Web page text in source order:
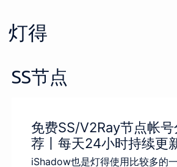
content
灯得
SS节点
免费SS/V2Ray节点帐
荐丨每天24小时持续更
iShadow也是灯得使用比较多的